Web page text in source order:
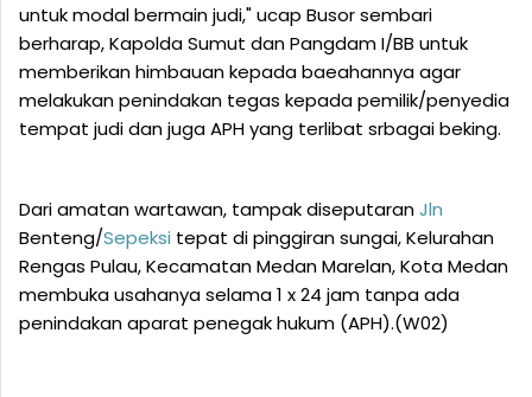
untuk modal bermain judi," ucap Busor sembari
berharap, Kapolda Sumut dan Pangdam I/BB untuk
memberikan himbauan kepada baeahannya agar
melakukan penindakan tegas kepada pemilik/penyedia
tempat judi dan juga APH yang terlibat srbagai beking.
Dari amatan wartawan, tampak diseputaranJln
Benteng/Sepeksi tepat di pinggiran sungai, Kelurahan
Rengas Pulau, Kecamatan Medan Marelan, Kota Medan
membuka usahanya selama 1 x 24 jam tanpa ada
penindakan aparat penegak hukum (APH).(W02)